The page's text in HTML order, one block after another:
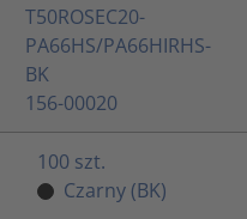
T50ROSEC20-
PA66HS/PA66HIRHS-
BK
156-00020
100 szt.
Czarny (BK)